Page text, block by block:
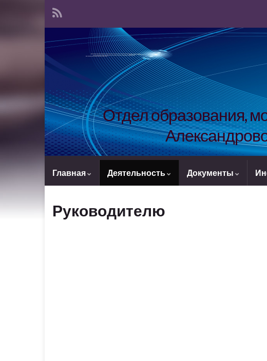
Отдел образования,
Главная Деятельность Документы
Руководителю